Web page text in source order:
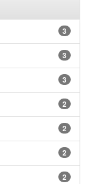
3
3
3
2
2
2
2